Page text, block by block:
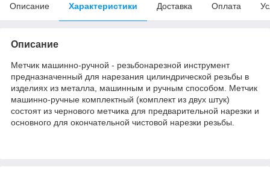
Описание Характеристики Доставка Оплата
Описание
Метчик машинно-ручной - резьбонарезной инструмент
предназначенный для нарезания цилиндрической резьбы в
изделиях из металла, машинным и ручным способом. Метчик
машинно-ручные комплектный (комплект из двух штук)
состоят из чернового метчика для предварительной нарезки и
основного для окончательной чистовой нарезки резьбы.